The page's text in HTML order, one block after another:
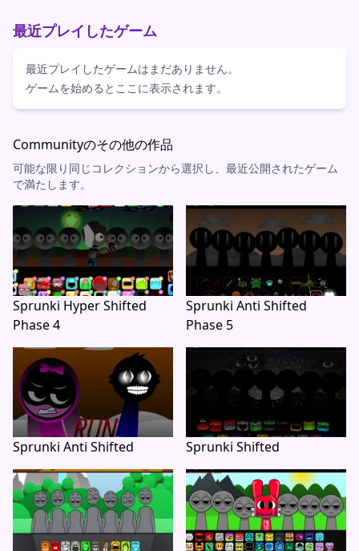
最近プレイしたゲーム
最近プレイしたゲームはまだありません。
ゲームを始めるとここに表示されます。
Communityのその他の作品
可能な限り同じコレクションから選択し、最近公開されたゲーム
で満たします。
Sprunki Hyper Shifted
Phase 4
Sprunki Anti Shifted
Phase 5
Sprunki Anti Shifted Sprunki Shifted